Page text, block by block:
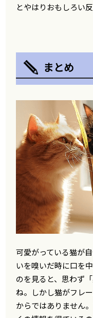
とやはりおもしろい
まとめ
可愛がっている猫が
いを嗅いだ時に口を
のを見ると、思わず
ね。しかし猫がフレ
からではありません